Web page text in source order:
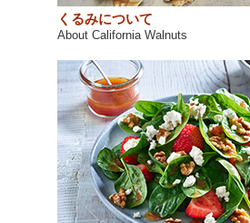
くるみについて
About California Walnuts